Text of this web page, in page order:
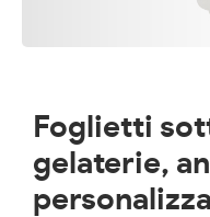
Foglietti
gelaterie,